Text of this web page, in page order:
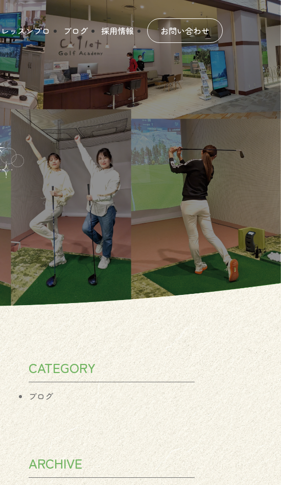
レッスンプロ ブログ 採用情報 お問い合わせ
CATEGORY
ブログ
ARCHIVE